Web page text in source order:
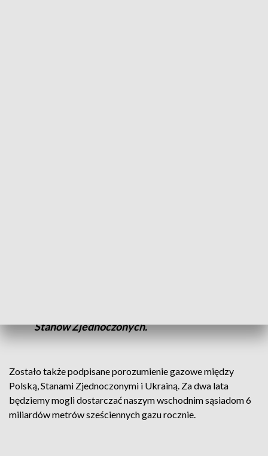
Stanów Zjednoczonych.
Zostało także podpisane porozumienie gazowe między
Polską, Stanami Zjednoczonymi i Ukrainą. Za dwa lata
będziemy mogli dostarczać naszym wschodnim sąsiadom 6
miliardów metrów sześciennych gazu rocznie.